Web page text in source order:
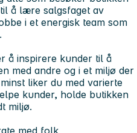
å lære salgsfaget av
i et energisk team som
å inspirere kunder til å
med andre og i et miljø der
liker du med varierte
kunder, holde butikken
miljø.
med folk